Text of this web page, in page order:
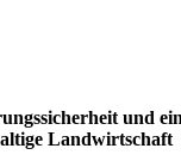
und
Landwirtschaft